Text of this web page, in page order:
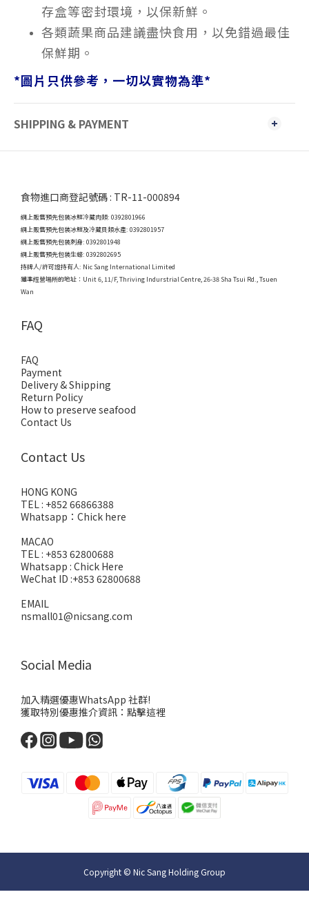
存盒等密封環境，以保新鮮。
各類蔬果商品建議盡快食用，以免錯過最佳
保鮮期。
*圖片只供參考，一切以實物為準*
SHIPPING & PAYMENT
食物進口商登記號碼 : TR-11-000894
網上販售預先包裝冰鮮冷藏肉類: 0392801966
網上販售預先包裝冰鮮及冷藏貝類水產: 0392801957
網上販售預先包裝刺身: 0392801948
網上販售預先包裝生蠔: 0392802695
持牌人/許可證持有人: Nic Sang International Limited
獲準經營場所的地址： Unit 6, 11/F, Thriving Indurstrial Centre, 26-38 Sha Tsui Rd., Tsuen
Wan
FAQ
FAQ
Payment
Delivery & Shipping
Return Policy
How to preserve seafood
Contact Us
Contact Us
HONG KONG
TEL : +852 66866388
Whatsapp： Chick here
MACAO
TEL : +853 62800688
Whatsapp : Chick Here
WeChat ID :+853 62800688
EMAIL
nsmall01@nicsang.com
Social Media
加入精選優惠WhatsApp 社群!
獲取特別優惠推介資訊： 點擊這裡
Copyright © Nic Sang Holding Group